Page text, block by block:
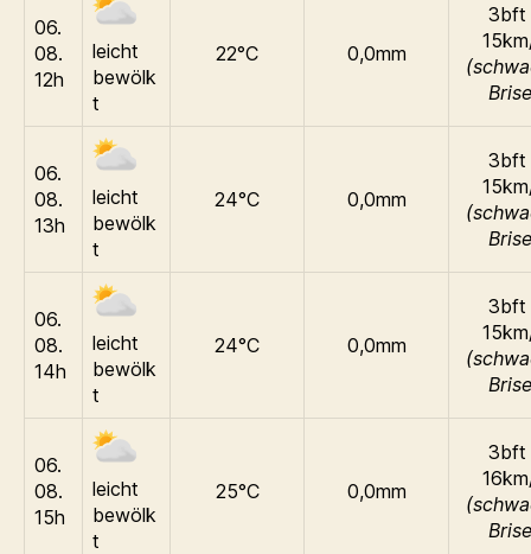
06.
08.
12h
leicht
bewölk
t
22°C 0,0mm
3bft
06.
08.
13h
leicht
bewölk
t
24°C 0,0mm
3bft
06.
08.
14h
leicht
bewölk
t
24°C 0,0mm
3bft
06.
08.
15h
leicht
bewölk
t
25°C 0,0mm
3bft